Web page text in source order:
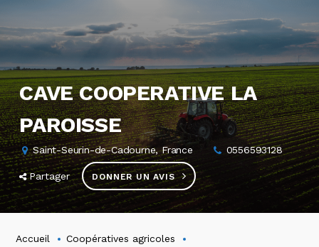
CAVE COOPERATIVE LA
PAROISSE
Saint-Seurin-de-Cadourne, France 0556593128
Partager DONNER UN AVIS
Accueil
Coopératives agricoles